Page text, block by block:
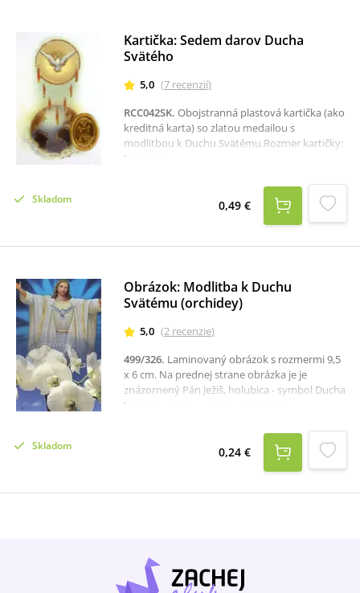
Kartička: Sedem darov Ducha
Svätého
5,0 (7 recenzií)
RCC042SK. Obojstranná plastová kartička (ako
kreditná karta) so zlatou medailou s
modlitbou k Duchu Svätému.Rozmer kartičky:
5,4 x 8,4 cm.
Skladom 0,49 €
Obrázok: Modlitba k Duchu
Svätému (orchidey)
5,0 (2 recenzie)
499/326. Laminovaný obrázok s rozmermi 9,5
x 6 cm. Na prednej strane obrázka je je
znázornený Pán Ježiš, holubica - symbol Ducha
Svätého a biele orchidey. Zadná strana
Svätému.Odporúčame Vám publikáciu Litánie
k Duchu Svätému s rozjímaniami (2023).
Skladom 0,24 €